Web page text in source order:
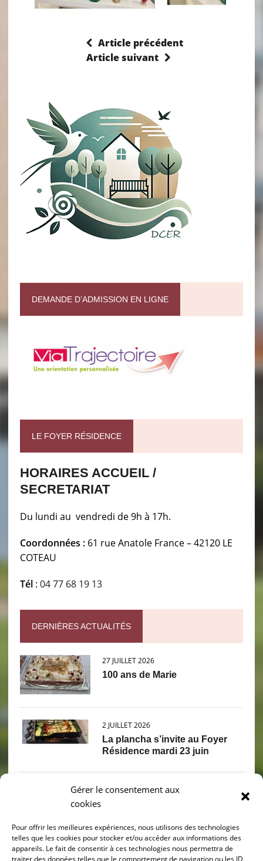
Gérer le consentement aux
cookies
Pour offrir les meilleures expériences, nous utilisons des technologies
telles que les cookies pour stocker et/ou accéder aux informations des
appareils. Le fait de consentir à ces technologies nous permettra de
traiter des données telles que le comportement de navigation ou les ID
Article précédent
Article suivant
DEMANDE D’ADMISSION EN LIGNE
LE FOYER RÉSIDENCE
HORAIRES ACCUEIL /
SECRETARIAT
Du lundi au vendredi de 9h à 17h.
Coordonnées :61 rue Anatole France – 42120 LE
COTEAU
Tél: 04 77 68 19 13
DERNIÈRES ACTUALITÉS
27 JUILLET 2026
100 ans de Marie
2 JUILLET 2026
La plancha s’invite au Foyer
Résidence mardi 23 juin
2 JUILLET 2026
30 JUIN 2026